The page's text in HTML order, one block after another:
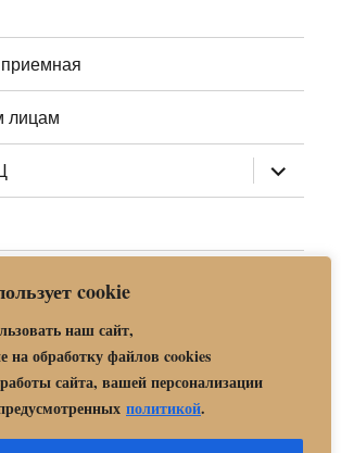
cookie
наш сайт,
на обработку файлов cookies
сайта, вашей персонализации
политикой.
лицам
раскрыть
дочернее
меню
МО
Орехово-Зуево
и защиты персональных данных в «МБУ